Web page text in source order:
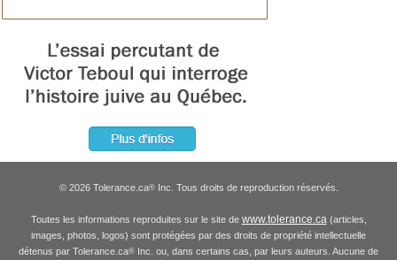
© 2026 Tolerance.ca®Inc. Tous droits de reproduction réservés.
Toutes les informations reproduites sur le site de www.tolerance.ca(articles,
images, photos, logos) sont protégées par des droits de propriété intellectuelle
détenus par Tolerance.ca® Inc. ou, dans certains cas, par leurs auteurs. Aucune de